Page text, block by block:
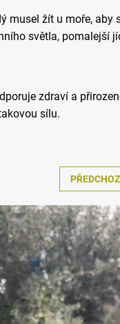
musel žít u moře,
světla, pomalejší
zdraví a
sílu.